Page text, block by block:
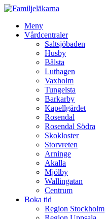
Meny
Vårdcentraler
Saltsjöbaden
Husby
Bålsta
Luthagen
Vaxholm
Tungelsta
Barkarby
Kapellgärdet
Rosendal
Rosendal Södra
Skokloster
Storvreten
Arninge
Akalla
Mjölby
Wallingatan
Centrum
Boka tid
Region Stockholm